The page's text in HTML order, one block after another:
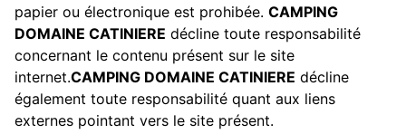
papier ou électronique est prohibée. CAMPING
DOMAINE CATINIERE décline toute responsabilité
concernant le contenu présent sur le site
internet.CAMPING DOMAINE CATINIERE décline
également toute responsabilité quant aux liens
externes pointant vers le site présent.